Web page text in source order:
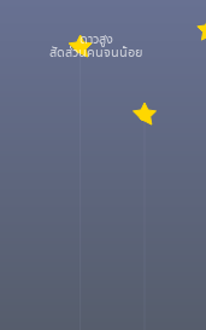
ดาวสูง
สัดส่วนคนจนน้อย